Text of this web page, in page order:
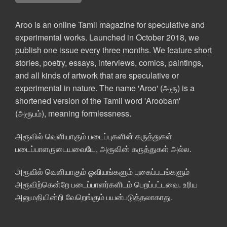
Aroo is an online Tamil magazine for speculative and
experimental works. Launched in October 2018, we
publish one issue every three months. We feature short
stories, poetry, essays, interviews, comics, paintings,
and all kinds of artwork that are speculative or
experimental in nature. The name 'Aroo' (அரூ) is a
shortened version of the Tamil word 'Aroobam'
(அரூபம்), meaning formlessness.
அரூவில் வெளியாகும் படைப்புகளின் கருத்துகள்
படைப்பாளருடையவையே, அரூவின் கருத்துகள் அல்ல.
அரூவில் வெளியாகும் ஓவியங்களும் புகைப்படங்களும்
அரூவிற்கென்றே படைப்பாளர்களிடம் பெறப்பட்டவை. உரிய
அனுமதியின்றி வேறெங்கும் பயன்படுத்தலாகாது.